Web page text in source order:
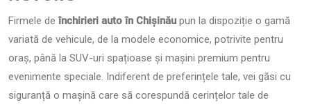
Firmele deînchirieri auto în Chișinău pun la dispoziție o gamă
variată de vehicule, de la modele economice, potrivite pentru
oraș, până la SUV-uri spațioase și mașini premium pentru
evenimente speciale. Indiferent de preferințele tale, vei găsi cu
siguranță o mașină care să corespundă cerințelor tale de